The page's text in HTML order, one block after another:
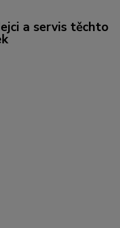
a servis těchto